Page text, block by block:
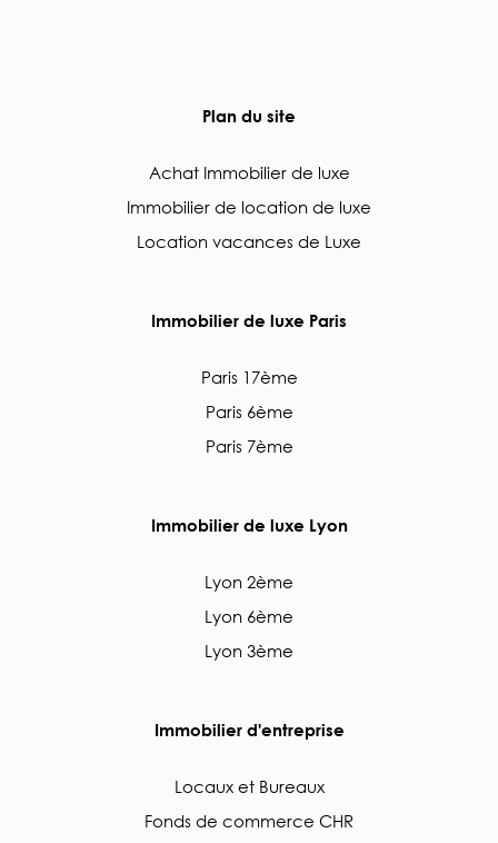
Plan du site
Achat Immobilier de luxe
Immobilier de location de luxe
Location vacances de Luxe
Immobilier de luxe Paris
Paris 17ème
Paris 6ème
Paris 7ème
Immobilier de luxe Lyon
Lyon 2ème
Lyon 6ème
Lyon 3ème
Immobilier d'entreprise
Locaux et Bureaux
Fonds de commerce CHR